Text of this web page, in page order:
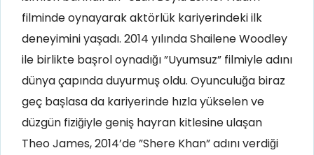
filminde oynayarak aktörlük kariyerindeki ilk
deneyimini yaşadı. 2014 yılında Shailene Woodley
ile birlikte başrol oynadığı ”Uyumsuz” filmiyle adını
dünya çapında duyurmuş oldu. Oyunculuğa biraz
geç başlasa da kariyerinde hızla yükselen ve
düzgün fiziğiyle geniş hayran kitlesine ulaşan
Theo James, 2014’de ”Shere Khan” adını verdiği